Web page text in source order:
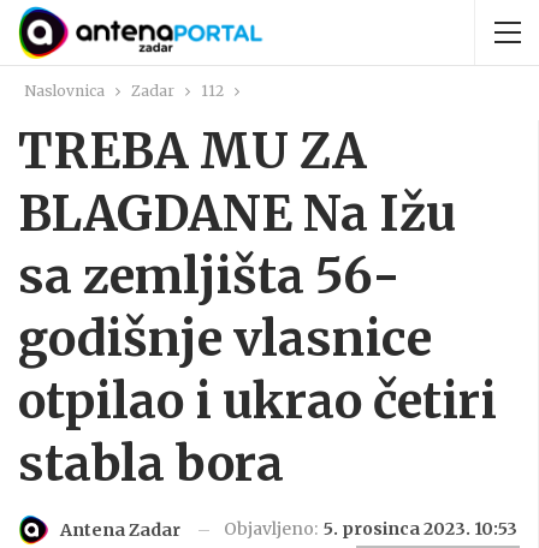
Naslovnica Zadar 112
TREBA MU ZA
BLAGDANE Na Ižu
sa zemljišta 56-
godišnje vlasnice
otpilao i ukrao četiri
stabla bora
Antena Zadar Objavljeno: 5. prosinca 2023. 10:53